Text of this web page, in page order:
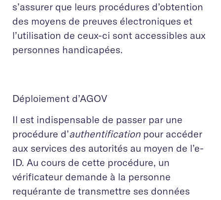
s’assurer que leurs procédures d’obtention
des moyens de preuves électroniques et
l’utilisation de ceux-ci sont accessibles aux
personnes handicapées.
Déploiement d’AGOV
Il est indispensable de passer par une
procédure d’authentification pour accéder
aux services des autorités au moyen de l’e-
ID. Au cours de cette procédure, un
vérificateur demande à la personne
requérante de transmettre ses données